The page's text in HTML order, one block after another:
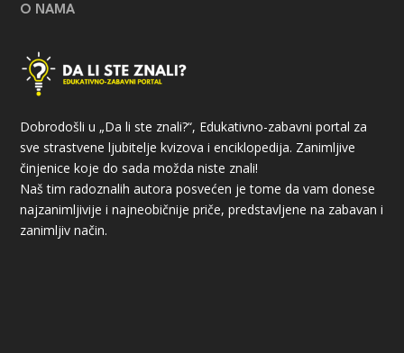
O NAMA
Dobrodošli u „Da li ste znali?“, Edukativno-zabavni portal za
sve strastvene ljubitelje kvizova i enciklopedija. Zanimljive
činjenice koje do sada možda niste znali!
Naš tim radoznalih autora posvećen je tome da vam donese
najzanimljivije i najneobičnije priče, predstavljene na zabavan i
zanimljiv način.